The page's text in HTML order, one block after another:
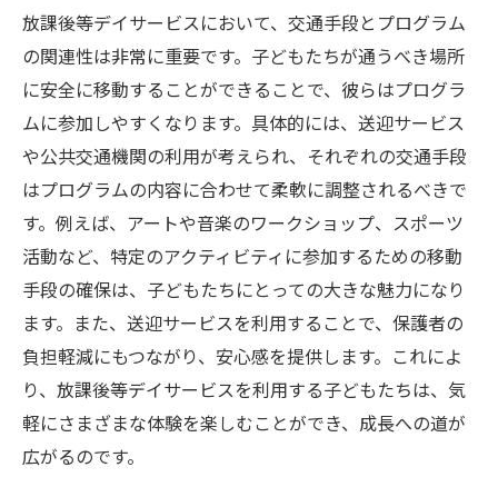
放課後等デイサービスにおいて、交通手段とプログラム
の関連性は非常に重要です。子どもたちが通うべき場所
に安全に移動することができることで、彼らはプログラ
ムに参加しやすくなります。具体的には、送迎サービス
や公共交通機関の利用が考えられ、それぞれの交通手段
はプログラムの内容に合わせて柔軟に調整されるべきで
す。例えば、アートや音楽のワークショップ、スポーツ
活動など、特定のアクティビティに参加するための移動
手段の確保は、子どもたちにとっての大きな魅力になり
ます。また、送迎サービスを利用することで、保護者の
負担軽減にもつながり、安心感を提供します。これによ
り、放課後等デイサービスを利用する子どもたちは、気
軽にさまざまな体験を楽しむことができ、成長への道が
広がるのです。